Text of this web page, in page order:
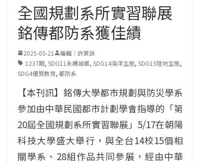
全國規劃系所實習聯展
銘傳都防系獲佳績
2025-05-21
編輯｜許棠詠
1237期, SDG11永續城鄉, SDG14海洋生態, SDG15陸地生態,
SDG4優質教育, 都防系
【本刊訊】銘傳大學都市規劃與防災學系
參加由中華民國都市計劃學會指導的「第
20屆全國規劃系所實習聯展」5/17在朝陽
科技大學盛大舉行，與全台14校15個相
關學系、28組作品共同參展，經由中華